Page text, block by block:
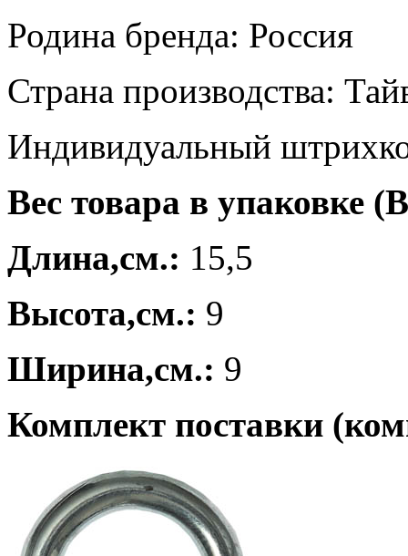
Родина бренда: Россия
Страна производства:
Индивидуальный
Вес товара в упаковке
Длина,см.: 15,5
Высота,см.: 9
Ширина,см.: 9
Комплект поставки